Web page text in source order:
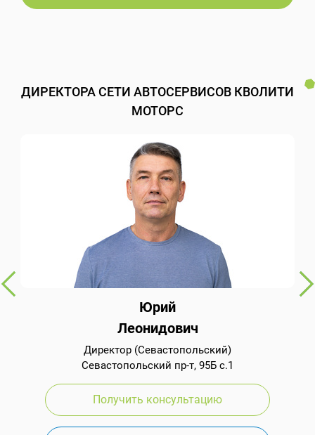
ДИРЕКТОРА СЕТИ АВТОСЕРВИСОВ КВОЛИТИ
МОТОРС
Юрий
Леонидович
Директор (Севастопольский)
Севастопольский пр-т, 95Б с.1
Получить консультацию